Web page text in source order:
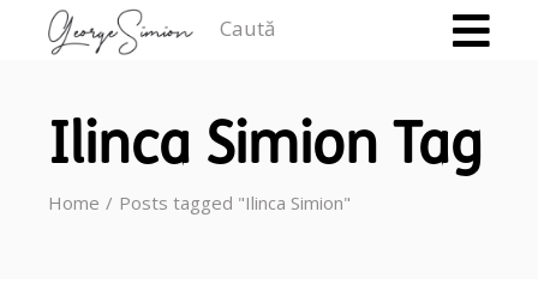
Ilinca Simion Tag
Home Posts tagged "Ilinca Simion"